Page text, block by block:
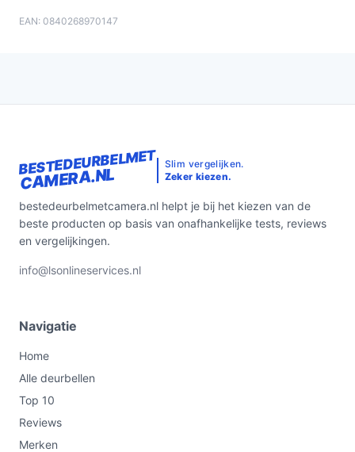
EAN: 0840268970147
BESTEDEURBELMET
CAMERA.NL
Slim vergelijken.
Zeker kiezen.
bestedeurbelmetcamera.nl helpt je bij het kiezen van de
beste producten op basis van onafhankelijke tests, reviews
en vergelijkingen.
info@lsonlineservices.nl
Navigatie
Home
Alle deurbellen
Top 10
Reviews
Merken